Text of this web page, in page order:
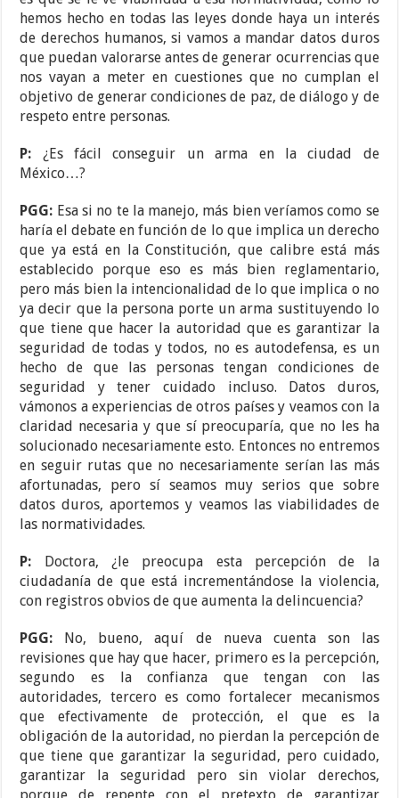
hemos hecho en todas las leyes donde haya un interés
de derechos humanos, si vamos a mandar datos duros
que puedan valorarse antes de generar ocurrencias que
nos vayan a meter en cuestiones que no cumplan el
objetivo de generar condiciones de paz, de diálogo y de
respeto entre personas.
P: ¿Es fácil conseguir un arma en la ciudad de
México…?
PGG: Esa si no te la manejo, más bien veríamos como se
haría el debate en función de lo que implica un derecho
que ya está en la Constitución, que calibre está más
establecido porque eso es más bien reglamentario,
pero más bien la intencionalidad de lo que implica o no
ya decir que la persona porte un arma sustituyendo lo
que tiene que hacer la autoridad que es garantizar la
seguridad de todas y todos, no es autodefensa, es un
hecho de que las personas tengan condiciones de
seguridad y tener cuidado incluso. Datos duros,
vámonos a experiencias de otros países y veamos con la
claridad necesaria y que sí preocuparía, que no les ha
solucionado necesariamente esto. Entonces no entremos
en seguir rutas que no necesariamente serían las más
afortunadas, pero sí seamos muy serios que sobre
datos duros, aportemos y veamos las viabilidades de
las normatividades.
P:
Doctora, ¿le preocupa esta percepción de la
ciudadanía de que está incrementándose la violencia,
con registros obvios de que aumenta la delincuencia?
PGG:
No, bueno, aquí de nueva cuenta son las
revisiones que hay que hacer, primero es la percepción,
segundo es la confianza que tengan con las
autoridades, tercero es como fortalecer mecanismos
que efectivamente de protección, el que es la
obligación de la autoridad, no pierdan la percepción de
que tiene que garantizar la seguridad, pero cuidado,
garantizar la seguridad pero sin violar derechos,